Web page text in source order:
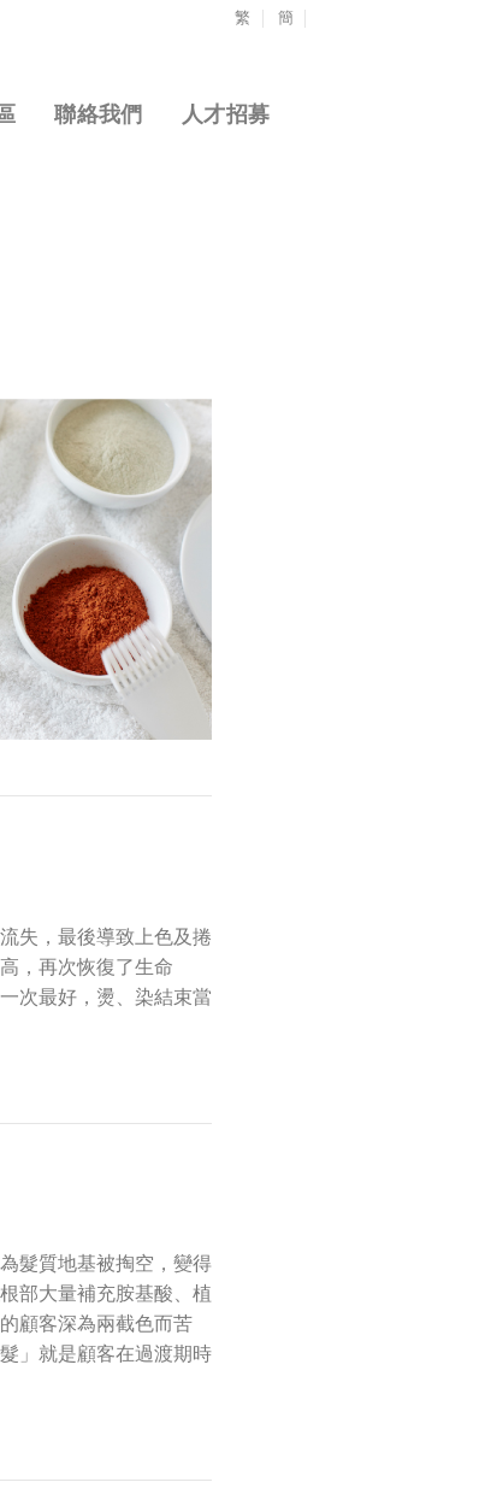
繁 簡
聯絡我們 人才招募
失，最後導致上色及捲
，再次恢復了生命
次最好，燙、染結束當
髮質地基被掏空，變得
部大量補充胺基酸、植
顧客深為兩截色而苦
」就是顧客在過渡期時